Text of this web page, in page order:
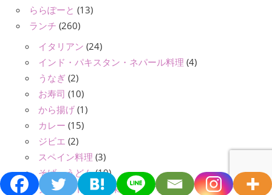
ららぽーと (13)
ランチ (260)
イタリアン (24)
インド・パキスタン・ネパール料理 (4)
うなぎ (2)
お寿司 (10)
から揚げ (1)
カレー (15)
ジビエ (2)
スペイン料理 (3)
そば・うどん(19)
タイ・ベトナム・東南アジア料理(6)